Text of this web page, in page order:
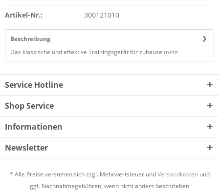
Artikel-Nr.: 300121010
Beschreibung
Das klassische und effektive Trainingsgerät für zuhause mehr
Service Hotline
Shop Service
Informationen
Newsletter
* Alle Preise verstehen sich zzgl. Mehrwertsteuer undVersandkostenund
ggf. Nachnahmegebühren, wenn nicht anders beschrieben